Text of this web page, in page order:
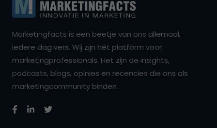
Marketingfacts is een beetje van ons allemaal,
iedere dag vers. Wij zijn hét platform voor
marketingprofessionals. Het zijn de insights,
podcasts, blogs, opinies en recencies die ons als
marketingcommunity binden.